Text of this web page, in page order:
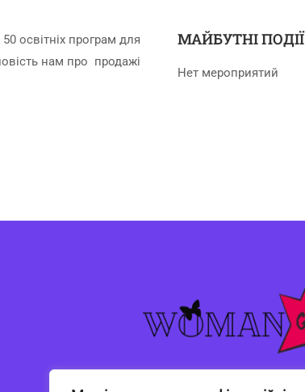
освітніх програм для
нам про продажі
МАЙБУТНІ ПОДІЇ
Нет мероприятий